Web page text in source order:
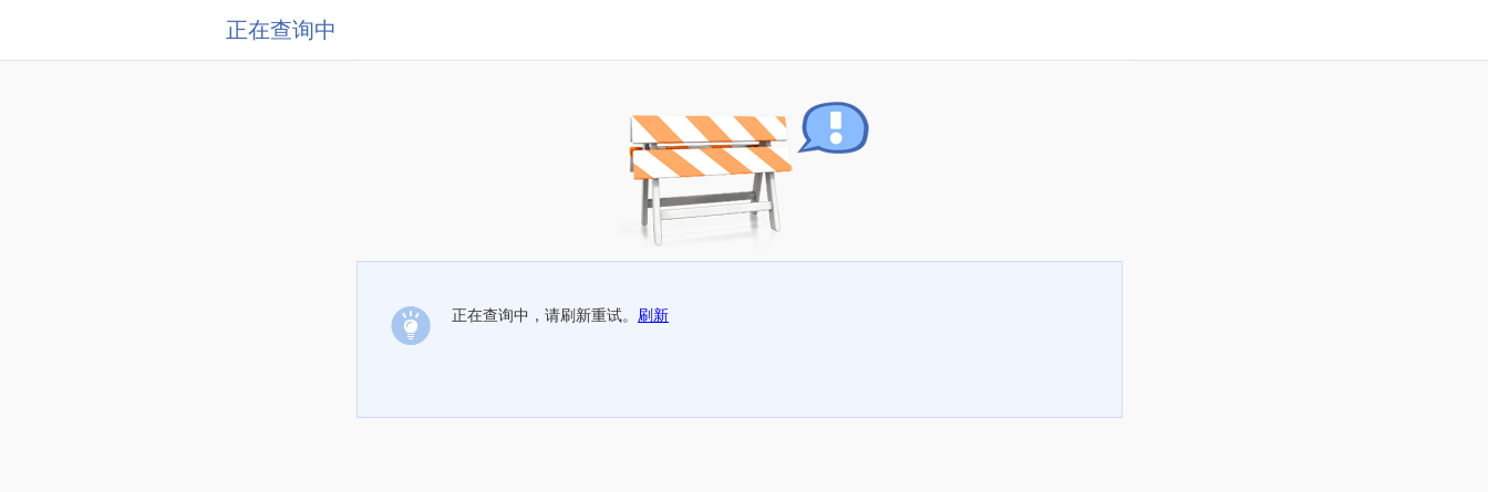
正在查询中
正在查询中，请刷新重试。 刷新